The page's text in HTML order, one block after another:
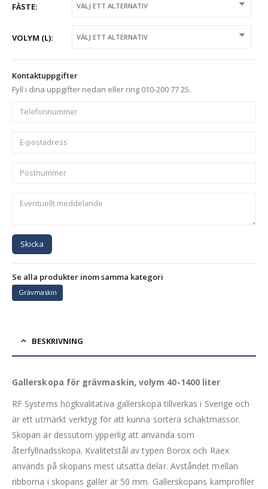
FÄSTE
VOLYM (L)
Kontaktuppgifter
Fyll i dina uppgifter nedan eller ring 010-200 77 25.
Skicka
Se alla produkter inom samma kategori
Grävmaskin
BESKRIVNING
Gallerskopa för grävmaskin, volym 40-1400 liter
RF Systems högkvalitativa gallerskopa tillverkas i Sverige och
är ett utmärkt verktyg för att kunna sortera schaktmassor.
Skopan är dessutom ypperlig att använda som
återfyllnadsskopa. Kvalitetstål av typen Borox och Raex
används på skopans mest utsatta delar. Avståndet mellan
ribborna i skopans galler är 50 mm. Gallerskopans kamprofiler